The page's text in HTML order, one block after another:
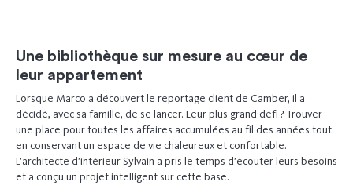
Une bibliothèque sur mesure au cœur de
leur appartement
Lorsque Marco a découvert le reportage client de Camber, il a
décidé, avec sa famille, de se lancer. Leur plus grand défi ? Trouver
une place pour toutes les affaires accumulées au fil des années tout
en conservant un espace de vie chaleureux et confortable.
L’architecte d’intérieur Sylvain a pris le temps d’écouter leurs besoins
et a conçu un projet intelligent sur cette base.